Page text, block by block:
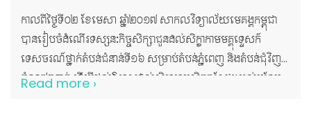
កាលពីថ្ងៃទី០២ ខែមេសា ឆ្នាំ២០១៧ សាកលវិទ្យាល័យមេគង្គកម្ពុជា
បានរៀបចំដំណើរទស្សនៈកិច្ចសិក្សាជូនដល់សិក្ខាកាមមគ្គុទ្ទេសក៍
ទេសចរណ៍ថា្នក់តំបន់ជំនាន់ទី១៦ សម្រាប់តំបន់ភ្នំពេញ និងតំបន់ជុំវិញ
ចំនួន៧៣នាក់ ដើម្បីផ្តល់ឱកាសដល់សិក្ខាកាមសិក្សាស្វែងយល់បន្ថែម
Read more ›